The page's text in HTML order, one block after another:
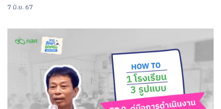
7 มิ.ย. 67